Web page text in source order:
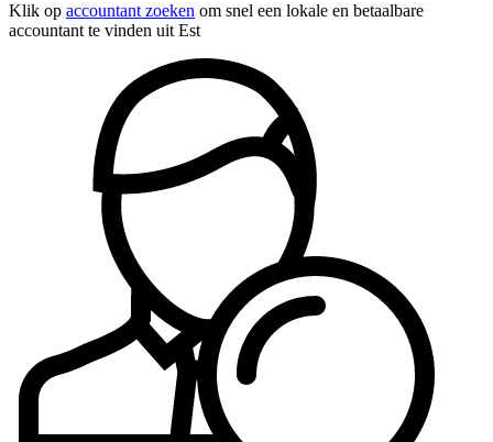
Klik op accountant zoeken om snel een lokale en betaalbare
accountant te vinden uit Est